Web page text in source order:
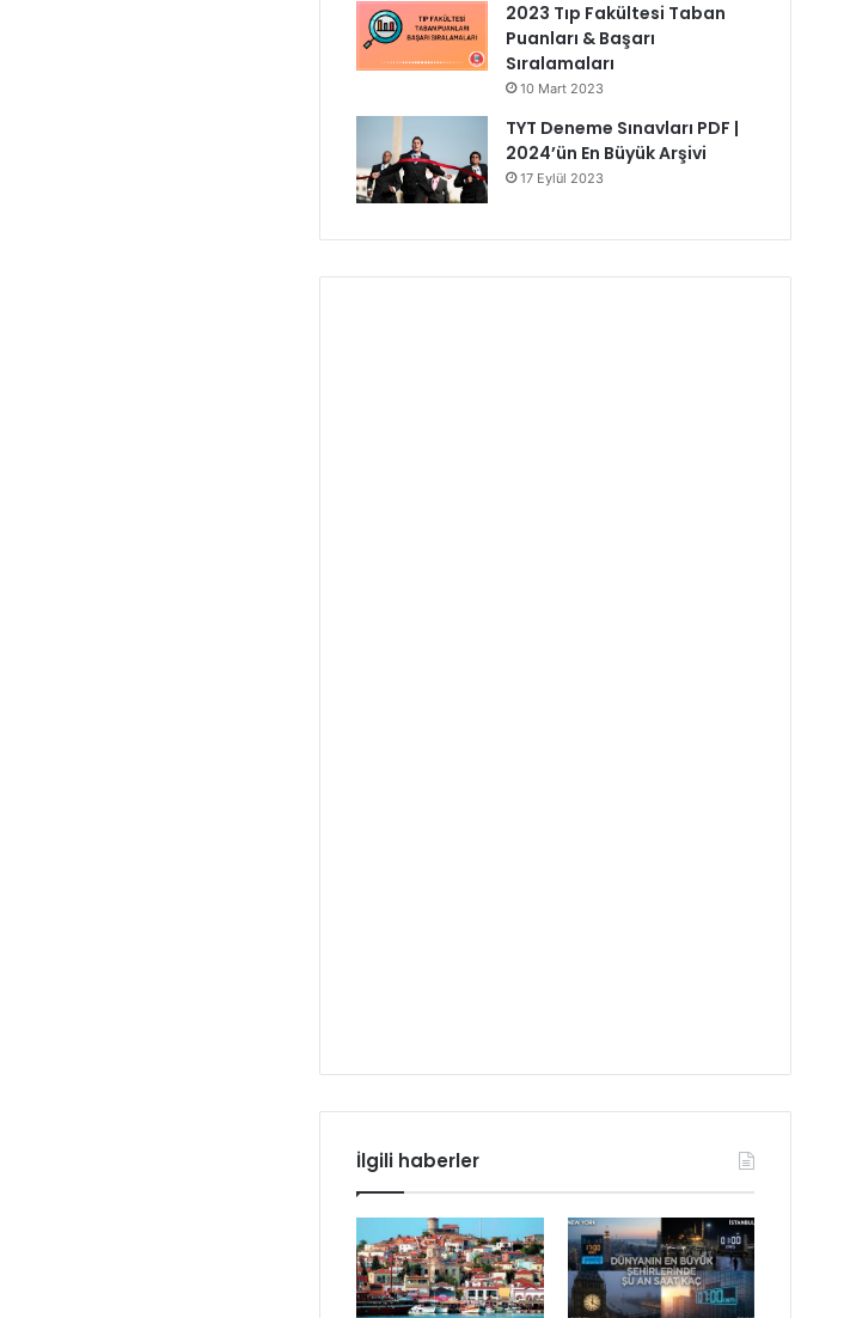
2023 Tıp Fakültesi Taban
Puanları & Başarı
Sıralamaları
10 Mart 2023
TYT Deneme Sınavları PDF |
2024’ün En Büyük Arşivi
17 Eylül 2023
İlgili haberler